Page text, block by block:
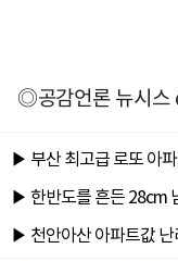
◎공감언론 뉴시스